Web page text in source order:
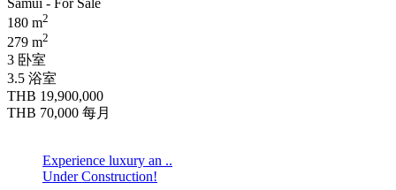
180 m2
279 m2
3 卧室
3.5 浴室
THB 19,900,000
THB 70,000 每月
Experience luxury an ..
Under Construction!